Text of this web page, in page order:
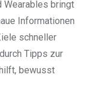
Wearables bringt
Informationen
schneller
Tipps zur
bewusst